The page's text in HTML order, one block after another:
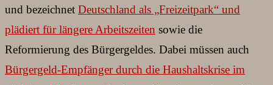
und bezeichnet Deutschland als „Freizeitpark“ und
plädiert für längere Arbeitszeiten sowie die
Reformierung des Bürgergeldes. Dabei müssen auch
Bürgergeld-Empfänger durch die Haushaltskrise im